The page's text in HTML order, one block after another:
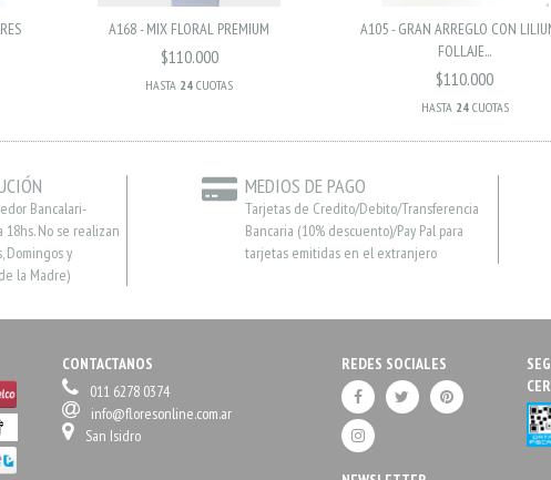
A168 - MIX FLORAL PREMIUM
$110.000
HASTA 24 CUOTAS
A105 - GRAN ARREGLO CON
FOLLAJE...
$110.000
HASTA 24CUOTAS
Bancalari-
No se realizan
Domingos y
la Madre)
MEDIOS DE PAGO
Tarjetas de Credito/Debito/Transferencia
Bancaria (10% descuento)/Pay Pal para
tarjetas emitidas en el extranjero
CONTACTANOS
011 6278 0374
info@floresonline.com.ar
San Isidro
REDES SOCIALES